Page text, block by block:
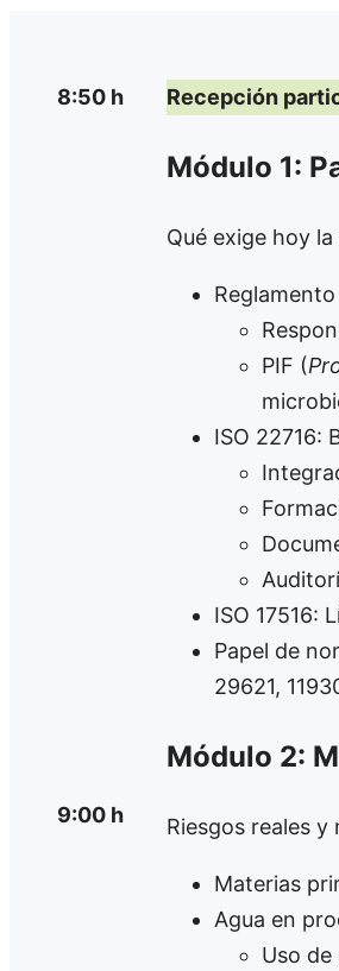
8:50 h Recepción
9:00 h
Módulo 1:
Qué exige hoy
PIF (
ISO 22716:
ISO 17516:
Papel de
29621,
Módulo 2:
Riesgos reales
Materias
Agua en
Uso